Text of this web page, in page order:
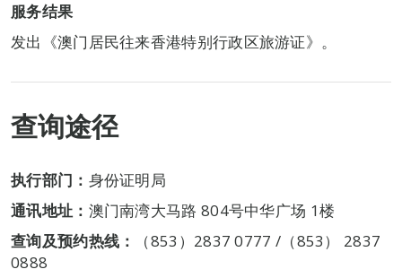
服务结果
发出《澳门居民往来香港特别行政区旅游证》。
查询途径
执行部门： 身份证明局
通讯地址： 澳门南湾大马路 804号中华广场 1楼
查询及预约热线：
（853）2837 0777 /（853） 2837
0888